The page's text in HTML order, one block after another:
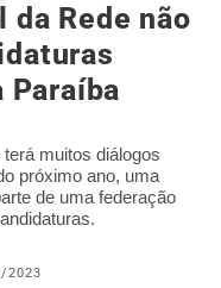
Rede não
Paraíba
muitos diálogos
próximo ano, uma
de uma federação
2023